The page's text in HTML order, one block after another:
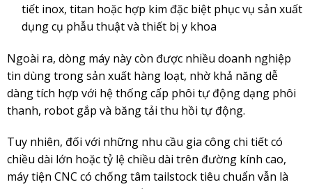
tiết inox, titan hoặc hợp kim đặc biệt phục vụ sản xuất
dụng cụ phẫu thuật và thiết bị y khoa
Ngoài ra, dòng máy này còn được nhiều doanh nghiệp
tin dùng trong sản xuất hàng loạt, nhờ khả năng dễ
dàng tích hợp với hệ thống cấp phôi tự động dạng phôi
thanh, robot gắp và băng tải thu hồi tự động.
Tuy nhiên, đối với những nhu cầu gia công chi tiết có
chiều dài lớn hoặc tỷ lệ chiều dài trên đường kính cao,
máy tiện CNC có chống tâm tailstock tiêu chuẩn vẫn là